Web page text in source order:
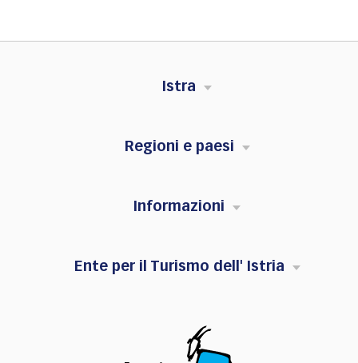
Istra
Regioni e paesi
Informazioni
Ente per il Turismo dell' Istria